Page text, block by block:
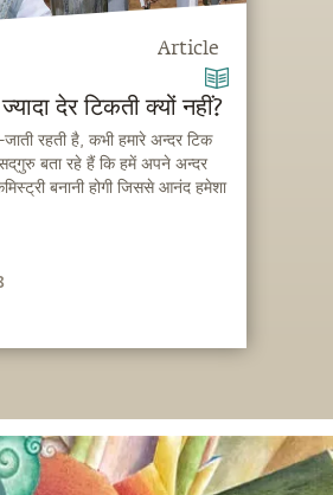
Article
देर टिकती क्यों नहीं?
रहती है, कभी हमारे अन्दर टिक
बता रहे हैं कि हमें अपने अन्दर
बनानी होगी जिससे आनंद हमेशा